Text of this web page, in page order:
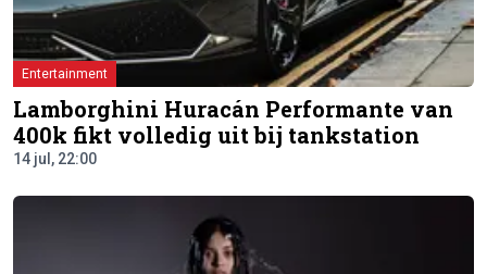
Entertainment
Lamborghini Huracán Performante van
400k fikt volledig uit bij tankstation
14 jul, 22:00